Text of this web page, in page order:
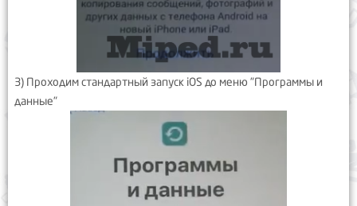
3) Проходим стандартный запуск iOS до меню "Программы и
данные"